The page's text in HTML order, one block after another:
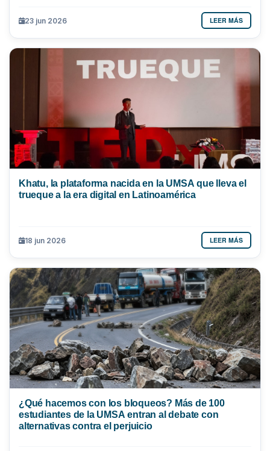
23 jun 2026 LEER MÁS
Khatu, la plataforma nacida en la UMSA que lleva el
trueque a la era digital en Latinoamérica
18 jun 2026 LEER MÁS
¿Qué hacemos con los bloqueos? Más de 100
estudiantes de la UMSA entran al debate con
alternativas contra el perjuicio